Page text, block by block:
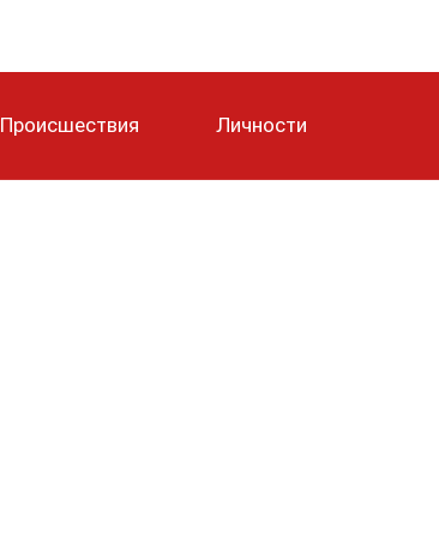
Происшествия Личности